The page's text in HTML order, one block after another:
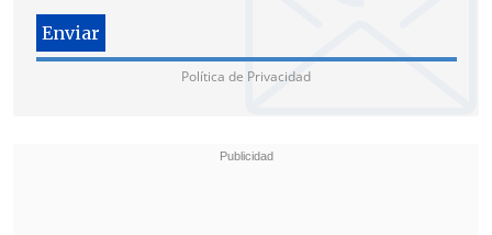
Política de Privacidad